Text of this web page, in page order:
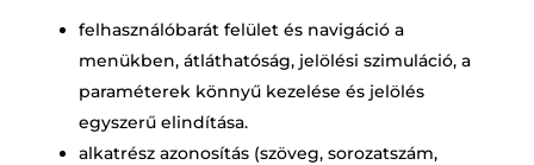
felhasználóbarát felület és navigáció a
menükben, átláthatóság, jelölési szimuláció, a
paraméterek könnyű kezelése és jelölés
egyszerű elindítása.
alkatrész azonosítás (szöveg, sorozatszám,